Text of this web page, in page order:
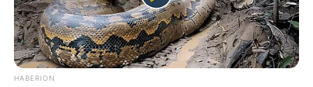
HABERION